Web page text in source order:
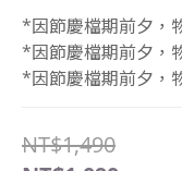
*因節慶檔期前夕，
*因節慶檔期前夕，
*因節慶檔期前夕，
NT$1,490